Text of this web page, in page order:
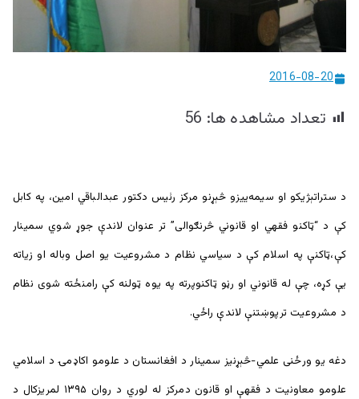
ییزو څېړنو
مرکز
2016-08-20
تعداد مشاهده ها: 56
د ستراتېژيکو او سيمه‌ييزو څېړنو مرکز رئيس دکتور عبدالباقي امين، په کابل
کې د “ټاکنو فقهي او قانوني څرنګوالی” تر عنوان لاندې جوړ شوي سمينار
کې،ټاکنې په اسلام کې د سیاسي نظام د مشروعیت یو اصل وباله او زیاته
یې کړه، چې له قانوني او رڼو ټاکنوپرته په یوه ټولنه کې رامنځته شوی نظام
د مشروعیت ترپوښتنې لاندې راځي.
دغه يو ورځنی علمي-څېړنيز سمينار د افغانستان د علومو اکاډمۍ د اسلامي
علومو معاونیت د فقهې او قانون دمرکز له لوري د روان ۱۳۹۵ لمريزکال د